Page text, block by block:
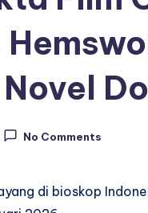
No Comments
di bioskop